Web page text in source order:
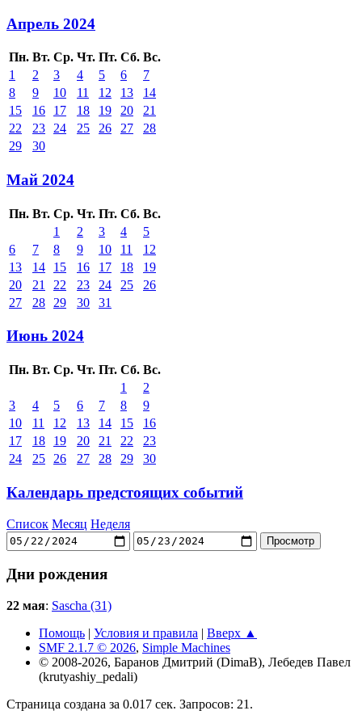
Апрель 2024
Пн. Вт. Ср. Чт. Пт. Сб. Вс.
1
2 3 4 5 6
7
8
9 10 11 12 13
14
15
16 17 18 19 20
21
22
23 24 25 26 27
28
29
30
Май 2024
Пн. Вт. Ср. Чт. Пт. Сб. Вс.
1
2 3 4
5
6
7 8 9 10 11
12
13
14 15 16 17 18
19
20
21 22 23 24 25
26
27
28 29 30 31
Июнь 2024
Пн. Вт. Ср. Чт. Пт. Сб. Вс.
1
2
3
4 5 6 7 8
9
10
11 12 13 14 15
16
17
18 19 20 21 22
23
24
25 26 27 28 29 30
Календарь предстоящих событий
Список Месяц Неделя
Дни рождения
22 мая: Sascha (31)
Помощь | Условия и правила | Вверх ▲
SMF 2.1.7 © 2026, Simple Machines
© 2008-2026, Баранов Дмитрий (DimaB), Лебедев Павел
(krutyashiy_pedali)
Страница создана за 0.017 сек. Запросов: 21.